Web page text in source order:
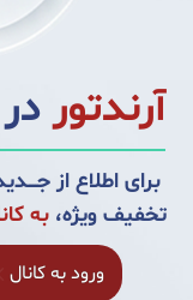
آرندتوردر
برای اطلاع از
تخفیف ویژه،به
ورود به کانال